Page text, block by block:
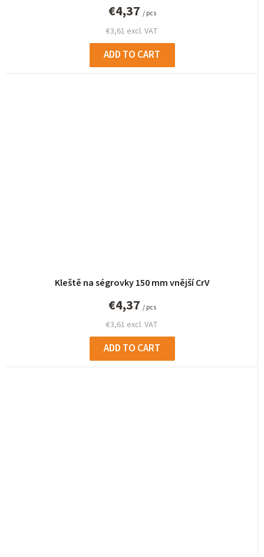
€3,61 excl. VAT
€4,37 / pcs
ADD TO CART
Kleště na ségrovky 150 mm vnější CrV
€3,61 excl. VAT
€4,37 / pcs
ADD TO CART